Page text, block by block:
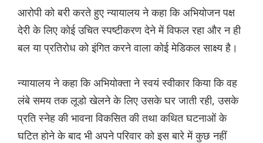
आरोपी को बरी करते हुए न्यायालय ने कहा कि अभियोजन पक्ष
देरी के लिए कोई उचित स्पष्टीकरण देने में विफल रहा और न ही
बल या प्रतिरोध को इंगित करने वाला कोई मेडिकल साक्ष्य है।
न्यायालय ने कहा कि अभियोक्ता ने स्वयं स्वीकार किया कि वह
लंबे समय तक लूडो खेलने के लिए उसके घर जाती रही, उसके
प्रति स्नेह की भावना विकसित की तथा कथित घटनाओं के
घटित होने के बाद भी अपने परिवार को इस बारे में कुछ नहीं